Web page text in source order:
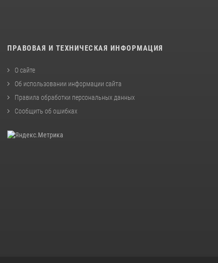
ПРАВОВАЯ И ТЕХНИЧЕСКАЯ ИНФОРМАЦИЯ
О сайте
Об использовании информации сайта
Правила обработки персональных данных
Сообщить об ошибках